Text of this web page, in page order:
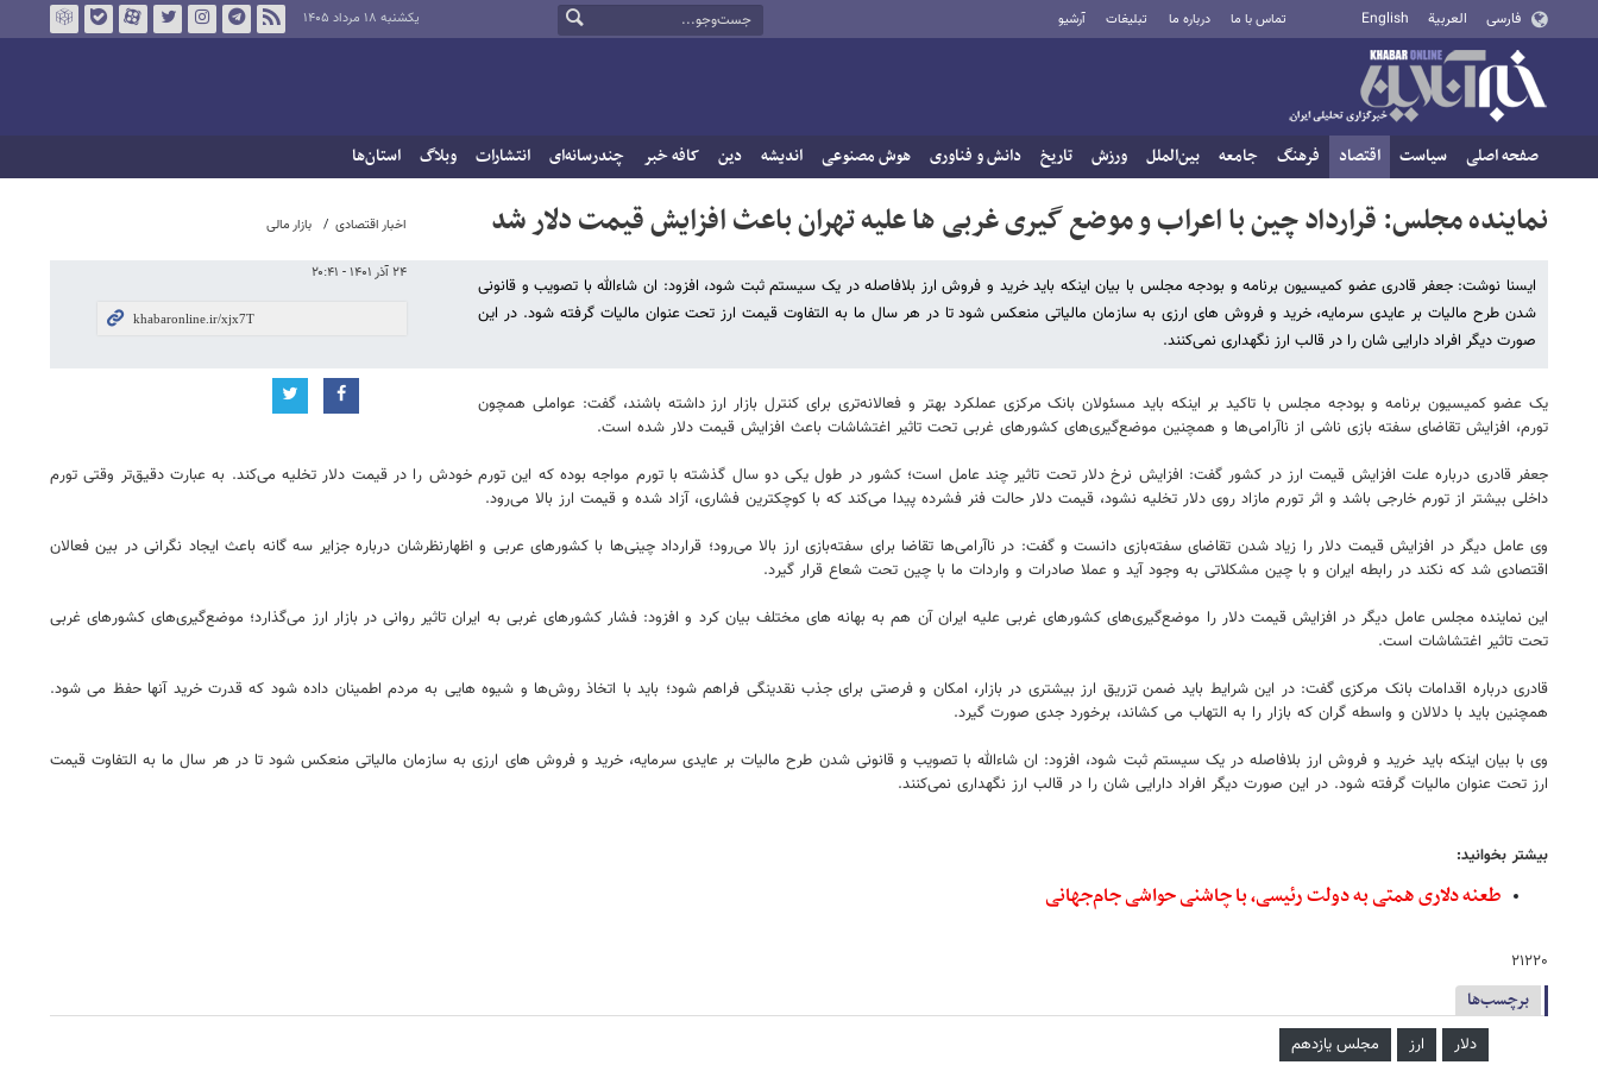
فارسی العربية English تماس با ما درباره ما تبلیغات آرشیو یکشنبه ۱۸ مرداد ۱۴۰۵
صفحه اصلی سیاست اقتصاد فرهنگ جامعه بین‌الملل ورزش تاریخ دانش و فناوری هوش مصنوعی اندیشه دین کافه خبر چندرسانه‌ای انتشارات وبلاگ استان‌ها
اخبار اقتصادی بازار مالی
۲۴ آذر ۱۴۰۱ - ۲۰:۴۱
نماینده مجلس: قرارداد چین با اعراب و موضع گیری غربی ها علیه تهران باعث افزایش قیمت دلار شد
ایسنا نوشت: جعفر قادری عضو کمیسیون برنامه و بودجه مجلس با بیان اینکه باید خرید و فروش ارز بلافاصله در یک سیستم ثبت شود، افزود: ان شاءالله با تصویب و قانونی
شدن طرح مالیات بر عایدی سرمایه، خرید و فروش های ارزی به سازمان مالیاتی منعکس شود تا در هر سال ما به التفاوت قیمت ارز تحت عنوان مالیات گرفته شود. در این
صورت دیگر افراد دارایی شان را در قالب ارز نگهداری نمی‌کنند.
یک عضو کمیسیون برنامه و بودجه مجلس با تاکید بر اینکه باید مسئولان بانک مرکزی عملکرد بهتر و فعالانه‌تری برای کنترل بازار ارز داشته باشند، گفت: عواملی همچون
تورم، افزایش تقاضای سفته بازی ناشی از ناآرامی‌ها و همچنین موضع‌گیری‌های کشورهای غربی تحت تاثیر اغتشاشات باعث افزایش قیمت دلار شده است.
جعفر قادری درباره علت افزایش قیمت ارز در کشور گفت: افزایش نرخ دلار تحت تاثیر چند عامل است؛ کشور در طول یکی دو سال گذشته با تورم مواجه بوده که این تورم خودش را در قیمت دلار تخلیه می‌کند. به عبارت دقیق‌تر وقتی تورم
داخلی بیشتر از تورم خارجی باشد و اثر تورم مازاد روی دلار تخلیه نشود، قیمت دلار حالت فنر فشرده پیدا می‌کند که با کوچکترین فشاری، آزاد شده و قیمت ارز بالا می‌رود.
وی عامل دیگر در افزایش قیمت دلار را زیاد شدن تقاضای سفته‌بازی دانست و گفت: در ناآرامی‌ها تقاضا برای سفته‌بازی ارز بالا می‌رود؛ قرارداد چینی‌ها با کشورهای عربی و اظهارنظرشان درباره جزایر سه گانه باعث ایجاد نگرانی در بین فعالان
اقتصادی شد که نکند در رابطه ایران و با چین مشکلاتی به وجود آید و عملا صادرات و واردات ما با چین تحت شعاع قرار ‌گیرد.
این نماینده مجلس عامل دیگر در افزایش قیمت دلار را موضع‌گیری‌های کشورهای غربی علیه ایران آن هم به بهانه های مختلف بیان کرد و افزود: فشار کشورهای غربی به ایران تاثیر روانی در بازار ارز می‌گذارد؛ موضع‌گیری‌های کشورهای غربی
تحت تاثیر اغتشاشات است.
قادری درباره اقدامات بانک مرکزی گفت: در این شرایط باید ضمن تزریق ارز بیشتری در بازار، امکان و فرصتی برای جذب نقدینگی فراهم شود؛ باید با اتخاذ روش‌ها و شیوه هایی به مردم اطمینان داده شود که قدرت خرید آنها حفظ می شود.
همچنین باید با دلالان و واسطه گران که بازار را به التهاب می کشاند، برخورد جدی صورت گیرد.
وی با بیان اینکه باید خرید و فروش ارز بلافاصله در یک سیستم ثبت شود، افزود: ان شاءالله با تصویب و قانونی شدن طرح مالیات بر عایدی سرمایه، خرید و فروش های ارزی به سازمان مالیاتی منعکس شود تا در هر سال ما به التفاوت قیمت
ارز تحت عنوان مالیات گرفته شود. در این صورت دیگر افراد دارایی شان را در قالب ارز نگهداری نمی‌کنند.
بیشتر بخوانید:
طعنه دلاری همتی به دولت رئیسی، با چاشنی حواشی جام‌جهانی
۲۱۲۲۰
برچسب‌ها
دلار ارز مجلس یازدهم